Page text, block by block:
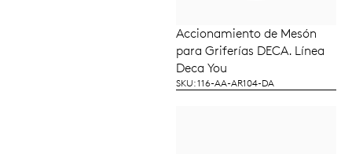
LEER MÁS
Accionamiento de Mesón
para Griferías DECA. Línea
Deca You
SKU: 116-AA-AR104-DA